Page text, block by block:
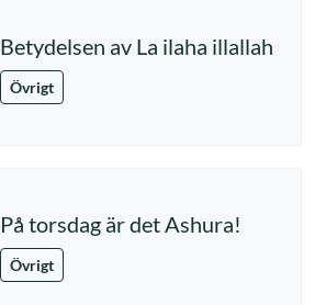
Betydelsen av La ilaha illallah
Övrigt
På torsdag är det Ashura!
Övrigt